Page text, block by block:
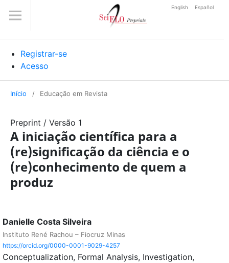
Registrar-se
Acesso
English Español
Início / Educação em Revista
Preprint / Versão 1
A iniciação científica para a
(re)significação da ciência e o
(re)conhecimento de quem a
produz
Danielle Costa Silveira
Instituto René Rachou – Fiocruz Minas
https://orcid.org/0000-0001-9029-4257
Conceptualization Formal Analysis Investigation